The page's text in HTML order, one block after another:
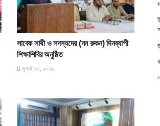
সাবেক সাথী ও সদস্যদের (নন রুকন) দিনব্যাপী
শিক্ষাশিবির অনুষ্ঠিত
জুলাই ৩১, ২০২৬